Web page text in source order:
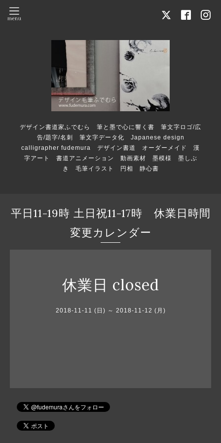
デザイン書道家ふでむら 筆と墨で心に響く書 筆文字ロゴ/広
告/題字/名刺 筆文字データ化 Japanese design
calligrapher fudemura デザイン書道 オーダーメイド 漢
字アート 書道アニメーション 動画素材 墨模様 墨しぶ
き 毛筆イラスト 円相 静心書
平日11-19時 土日祝11-17時 休業日時間
変更カレンダー
休業日 closed
2018-11-11 (日) ～ 2018-11-12 (月)